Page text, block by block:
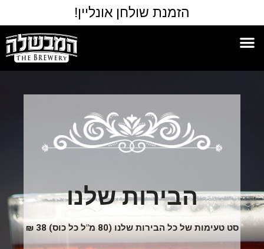
הזמנת שולחן אונליין!
הבירות שלנו
סט טעימות של כל הבירות שלנו (80 מ"ל כל כוס) 38 ₪